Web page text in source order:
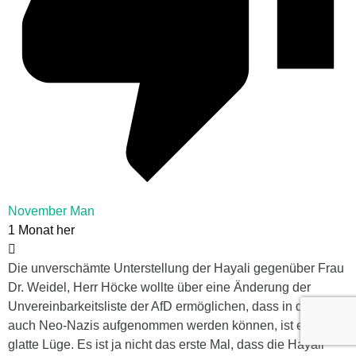
November Man
1 Monat her
Die unverschämte Unterstellung der Hayali gegenüber Frau
Dr. Weidel, Herr Höcke wollte über eine Änderung der
Unvereinbarkeitsliste der AfD ermöglichen, dass in der AfD
auch Neo-Nazis aufgenommen werden können, ist eine
glatte Lüge. Es ist ja nicht das erste Mal, dass die Hayali